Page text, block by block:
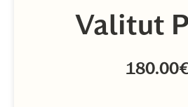
Valitut
180.00